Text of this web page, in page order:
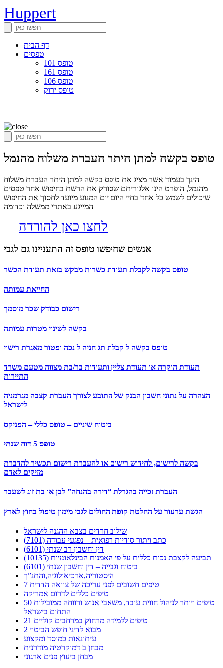
Huppert
דף הבית
טפסים
טופס 101
טופס 161
טופס 106
טופס ירוק
טופס בקשה למתן היתר העברת משלוח מהנמל
הינך בעמוד אשר מציג את טופס בקשה למתן היתר העברת משלוח
מהנמל, הופרט הינו אלגוריתם שסורק את הרשת בחיפוש אחר טפסים
שיכולים לשמש כל אחד בחיי היום יום המנוע מיועד לחסוך את החיפוש
המייגע באתרי ממשלה וכדומה
לחצו כאן להורדה
אנשים שחיפשו טופס זה התעניינו גם לגבי
טופס בקשה לקבלת תעודת כשרות מבקש בזאת תעודת הכשר
החייאת עמותה
רישום כבודק שכר מוסמך
בקשה לשינוי מטרות עמותה
טופס בקשה ל קבלת תג חניה ל נכה ופטור מאגרת רישוי
תעודת הוקרה או תעודת צליין ותעודות בר/בת מצווה מטעם משרד
התיירות
הצהרה על נתוני חשבון הבנק של התובע לצורך העברת קצבה מגרמניה
לישראל
ביטוח שיניים – טופס כללי – הפניקס
טופס 5 דוח שנתי
בקשה לרישום, לחידוש רישום או להעברת רישום תכשיר להדברת
מזיקים לאדם
העברת זכייה בהגרלת “דירה בהנחה” לבן או בת זוג לשעבר
הגשת ערעור על החלטת קופת החולים לגבי מימון טיפול בחוץ לארץ
שילוב חרדים בצבא ההגנה לישראל
כתב ויתור סודיות רפואית – נפגעי עבודה (7101)
דין וחשבון רב שנתי (6101)
תביעה לקצבת נכות כללית על פי האמנות הבינלאומיות (10135)
ביטוח וגבייה – דין וחשבון שנתי (6101)
היסטוריה,ארכיאולוגיה,והתנ”ך
7 טיפים חשובים לפני עריכה של צוואה הדדית
טיפים כללים לדרום אמריקה
50 טיפים ויותר לניהול חווית עובד, משאבי אנוש ורווחה ממובילות
התחום בישראל
21 טיפים ללמידה מרחוק במרחבים קוליים
מבוא לדיני חופש הביטוי 2
עיתונאות כמוסד ומקצוע
מבחן ב דמוקרטיה מודרנית
מבחן ביעוץ פנים ארגוני